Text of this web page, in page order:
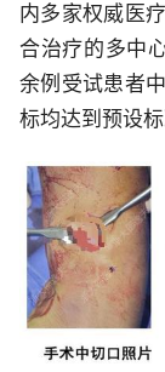
内多家权威医
合治疗的多中
余例受试患者
标均达到预设标